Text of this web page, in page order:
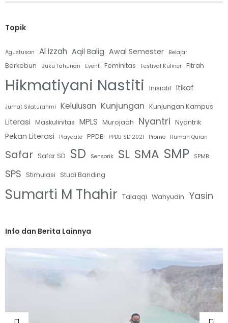
Topik
Agustusan Al Izzah Aqil Balig Awal Semester Belajar
Berkebun Buku Tahunan Event Feminitas Festival Kuliner Fitrah
Hikmatiyani Nastiti Inisiatif Itikaf
Jumat Silaturahmi Kelulusan Kunjungan Kunjungan Kampus
Literasi Maskulinitas MPLS Murojaah Nyantri Nyantrik
Pekan Literasi Playdate PPDB PPDB SD 2021 Promo Rumah Quran
Safar Safar SD SD Sensorik SL SMA SMP SPMB
SPS Stimulasi Studi Banding
Sumarti M Thahir Talaqqi Wahyudin Yasin
Info dan Berita Lainnya